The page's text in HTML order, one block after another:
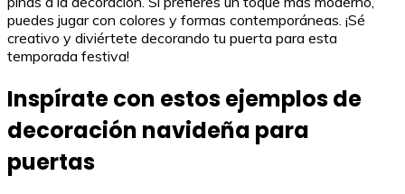
puedes jugar con colores y formas contemporáneas. ¡Sé
creativo y diviértete decorando tu puerta para esta
temporada festiva!
Inspírate con estos ejemplos de
decoración navideña para
puertas